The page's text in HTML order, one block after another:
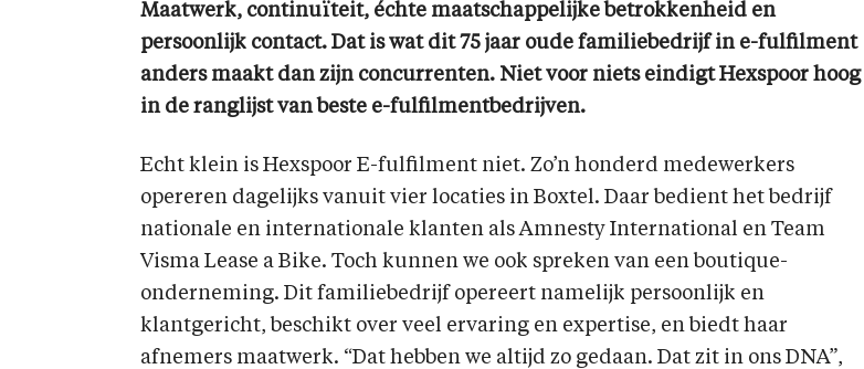
Maatwerk, continuïteit, échte maatschappelijke betrokkenheid en
persoonlijk contact. Dat is wat dit 75 jaar oude familiebedrijf in e-fulfilment
anders maakt dan zijn concurrenten. Niet voor niets eindigt Hexspoor hoog
in de ranglijst van beste e-fulfilmentbedrijven.
Echt klein is Hexspoor E-fulfilment niet. Zo’n honderd medewerkers
opereren dagelijks vanuit vier locaties in Boxtel. Daar bedient het bedrijf
nationale en internationale klanten als Amnesty International en Team
Visma Lease a Bike. Toch kunnen we ook spreken van een boutique-
onderneming. Dit familiebedrijf opereert namelijk persoonlijk en
klantgericht, beschikt over veel ervaring en expertise, en biedt haar
afnemers maatwerk. “Dat hebben we altijd zo gedaan. Dat zit in ons DNA”,